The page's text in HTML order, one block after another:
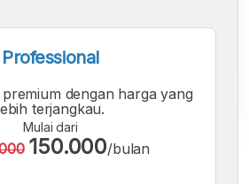
A A
Professional
dengan harga yang
terjangkau.
Mulai dari
150.000/bulan